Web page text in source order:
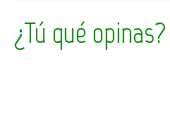
¿Tú qué opinas?